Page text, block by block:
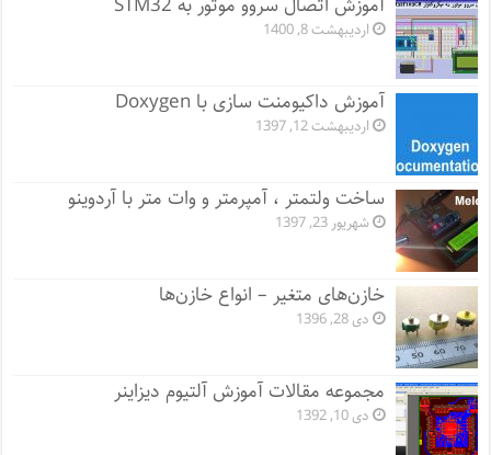
اردیبهشت 8, 1400
آموزش داکیومنت سازی با Doxygen
اردیبهشت 12, 1397
ساخت ولتمتر ، آمپرمتر و وات متر با آردوینو
شهریور 23, 1397
خازن‌های متغیر – انواع خازن‌ها
دی 28, 1396
مجموعه مقالات آموزش آلتیوم دیزاینر
دی 10, 1392